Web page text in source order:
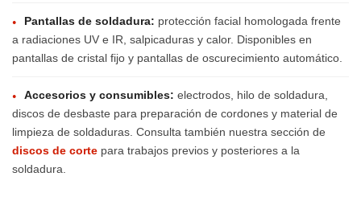
● Pantallas de soldadura: protección facial homologada frente
a radiaciones UV e IR, salpicaduras y calor. Disponibles en
pantallas de cristal fijo y pantallas de oscurecimiento automático.
● Accesorios y consumibles: electrodos, hilo de soldadura,
discos de desbaste para preparación de cordones y material de
limpieza de soldaduras. Consulta también nuestra sección de
discos de corte para trabajos previos y posteriores a la
soldadura.